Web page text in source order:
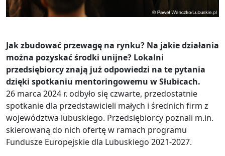
Jak zbudować przewagę na rynku? Na jakie działania
można pozyskać środki unijne? Lokalni
przedsiębiorcy znają już odpowiedzi na te pytania
dzięki spotkaniu mentoringowemu w Słubicach.
26 marca 2024 r. odbyło się czwarte, przedostatnie
spotkanie dla przedstawicieli małych i średnich firm z
województwa lubuskiego. Przedsiębiorcy poznali m.in.
skierowaną do nich ofertę w ramach programu
Fundusze Europejskie dla Lubuskiego 2021-2027.